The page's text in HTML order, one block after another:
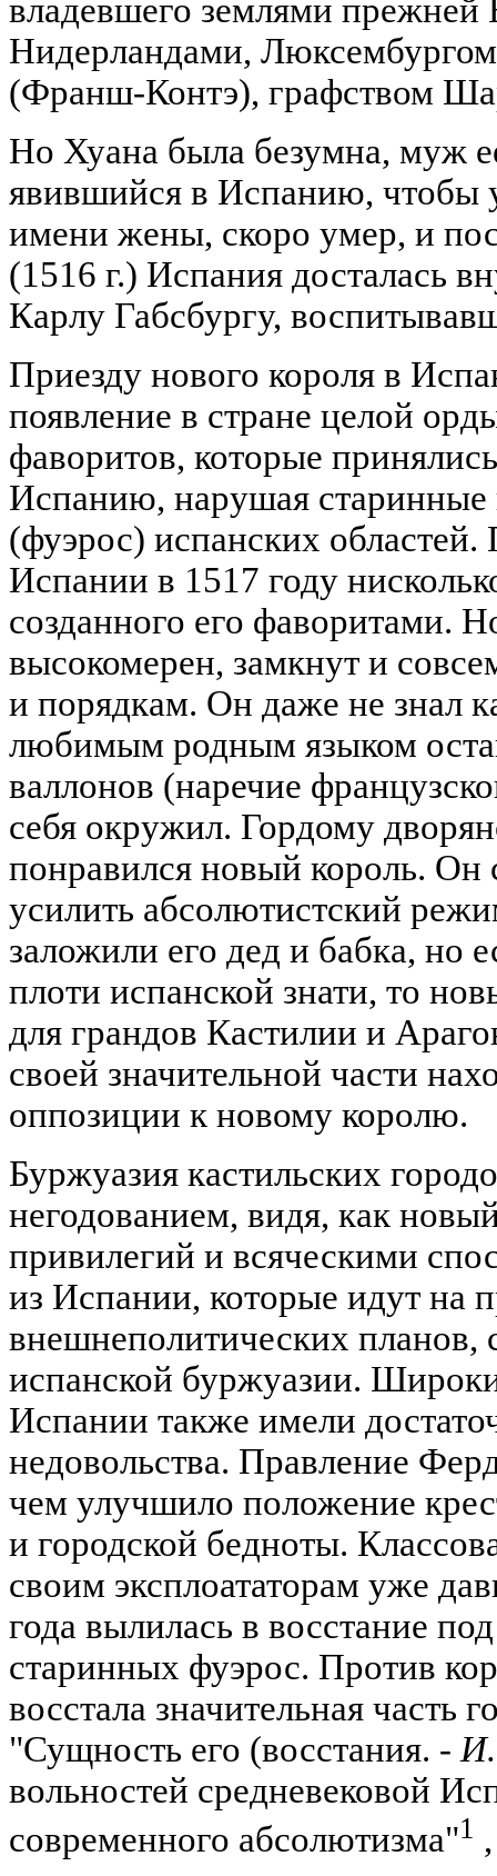
владевшего землями прежней
Нидерландами,
(Франш-Контэ), графством
Но Хуана была безумна, муж
явившийся в Испанию, чтобы
имени жены, скоро умер, и
(1516 г.) Испания досталась
Карлу Габсбургу,
Приезду нового короля в
появление в стране целой
фаворитов, которые
Испанию, нарушая старинные
(фуэрос) испанских
Испании в 1517 году
созданного его фаворитами.
высокомерен, замкнут и
и порядкам. Он даже не знал
любимым родным языком
валлонов (наречие
себя окружил. Гордому
понравился новый король. Он
усилить абсолютистский
заложили его дед и бабка, но
плоти испанской знати, то
для грандов Кастилии и
своей значительной части
оппозиции к новому королю.
Буржуазия кастильских
негодованием, видя, как
привилегий и всяческими
из Испании, которые идут на
внешнеполитических
испанской буржуазии.
Испании также имели
недовольства. Правление
чем улучшило положение
и городской бедноты.
своим эксплоататорам уже
года вылилась в восстание
старинных фуэрос. Против
восстала значительная часть
"Сущность его (восстания. -
вольностей средневековой
современного абсолютизма"1